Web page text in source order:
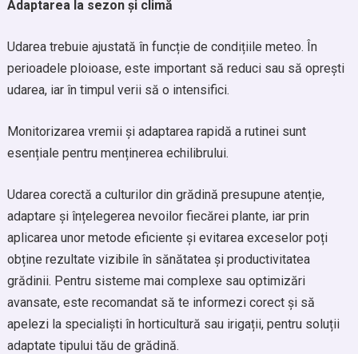
Adaptarea la sezon și climă
Udarea trebuie ajustată în funcție de condițiile meteo. În
perioadele ploioase, este important să reduci sau să oprești
udarea, iar în timpul verii să o intensifici.
Monitorizarea vremii și adaptarea rapidă a rutinei sunt
esențiale pentru menținerea echilibrului.
Udarea corectă a culturilor din grădină presupune atenție,
adaptare și înțelegerea nevoilor fiecărei plante, iar prin
aplicarea unor metode eficiente și evitarea exceselor poți
obține rezultate vizibile în sănătatea și productivitatea
grădinii. Pentru sisteme mai complexe sau optimizări
avansate, este recomandat să te informezi corect și să
apelezi la specialiști în horticultură sau irigații, pentru soluții
adaptate tipului tău de grădină.